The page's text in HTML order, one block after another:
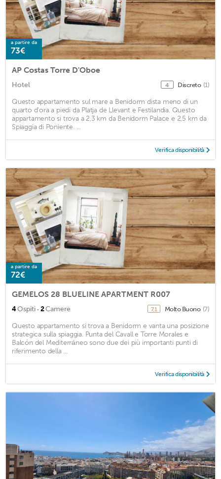
a partire da
73€
AP Costas Torre D'Oboe
Hotel 4 Discreto (1)
Questo appartamento sul mare a Benidorm dista meno di un
quarto d'ora a piedi da Platja de Llevant e Festilandia. Questo
appartamento si trova a 2,3 km da Benidorm Palace e 2,5 km da
Spiaggia di Poniente. ...
Verifica disponibilità
a partire da
72€
GEMELOS 28 BLUELINE APARTMENT R007
4Ospiti · 2Camere 7,1 Molto Buono (7)
Questo appartamento si trova a Benidorm e vanta una posizione
strategica sulla spiaggia. Punta del Cavall e Torre Morales e
Balcón del Mediterráneo sono due dei più importanti punti di
riferimento della ...
Verifica disponibilità